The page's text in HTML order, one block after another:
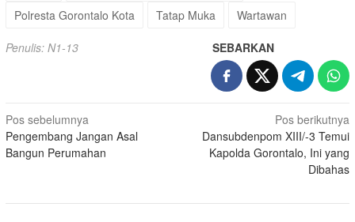
Polresta Gorontalo Kota
Tatap Muka Wartawan
Penulis: N1-13 SEBARKAN
Navigasi
pos
Pos sebelumnya
Pengembang Jangan Asal
Bangun Perumahan
Pos berikutnya
Dansubdenpom XIII/-3 Temui
Kapolda Gorontalo, Ini yang
Dibahas